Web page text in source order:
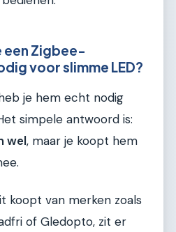
een Zigbee-
voor slimme LED?
je hem echt nodig
simpele antwoord is:
wel, maar je koopt hem
koopt van merken zoals
of Gledopto, zit er